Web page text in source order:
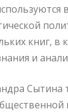
книг, в
и
Сытина